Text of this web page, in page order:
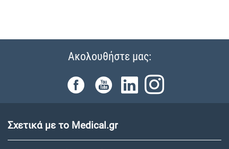
Ακολουθήστε μας:
Σχετικά με το Medical.gr